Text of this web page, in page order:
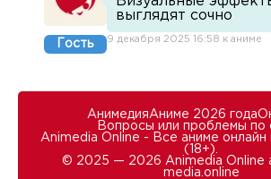
Гость
выглядят сочно
9 декабря 2025 16:58 к аниме
АнимедияАниме 2026 года
Вопросы или проблемы по
Animedia Online - Все аниме онлайн
(18+).
© 2025 — 2026 Animedia Online
media.online